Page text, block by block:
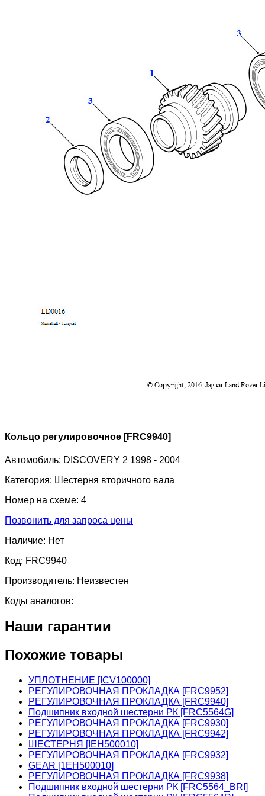
Кольцо регулировочное [FRC9940]
Автомобиль: DISCOVERY 2 1998 - 2004
Категория: Шестерня вторичного вала
Номер на схеме: 4
Позвонить для запроса цены
Наличие: Нет
Код: FRC9940
Производитель: Неизвестен
Коды аналогов:
Наши гарантии
Похожие товары
УПЛОТНЕНИЕ [ICV100000]
РЕГУЛИРОВОЧНАЯ ПРОКЛАДКА [FRC9952]
РЕГУЛИРОВОЧНАЯ ПРОКЛАДКА [FRC9940]
Подшипник входной шестерни РК [FRC5564G]
РЕГУЛИРОВОЧНАЯ ПРОКЛАДКА [FRC9930]
РЕГУЛИРОВОЧНАЯ ПРОКЛАДКА [FRC9942]
ШЕСТЕРНЯ [IEH500010]
РЕГУЛИРОВОЧНАЯ ПРОКЛАДКА [FRC9932]
GEAR [1EH500010]
РЕГУЛИРОВОЧНАЯ ПРОКЛАДКА [FRC9938]
Подшипник входной шестерни РК [FRC5564_BRI]